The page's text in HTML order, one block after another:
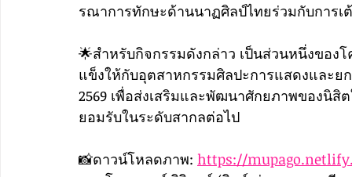
รณาการทักษะด้านนาฏศิลป์ไทยร่วมกับการเ
🌟สำหรับกิจกรรมดังกล่าว เป็นส่วนหนึ่งของ
แข็งให้กับอุตสาหกรรมศิลปะการแสดงและ
2569 เพื่อส่งเสริมและพัฒนาศักยภาพของนิสิ
ยอมรับในระดับสากลต่อไป
📸ดาวน์โหลดภาพ: https://